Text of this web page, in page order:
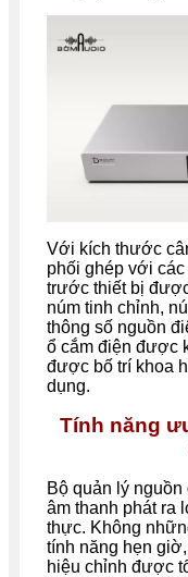
Với kích thước
phối ghép với
trước thiết bị
núm tinh chỉnh,
thông số nguồn
ổ cắm điện được
được bố trí khoa
dụng.
Tính năng
Bộ quản lý
âm thanh phát ra
thực. Không
tính năng hẹn
hiệu chỉnh được